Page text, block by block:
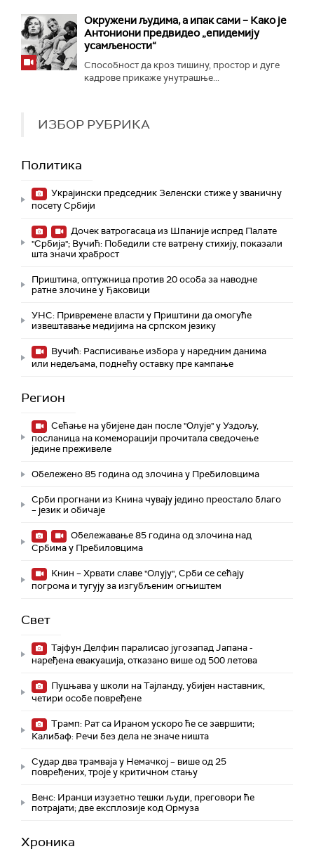
Окружени људима, а ипак сами – Како је
Антониони предвидео „епидемију
усамљености“
Способност да кроз тишину, простор и дуге
кадрове прикаже унутрашње...
ИЗБОР РУБРИКА
Политика
Украјински председник Зеленски стиже у званичну
посету Србији
Дочек ватрогасаца из Шпаније испред Палате
"Србија"; Вучић: Победили сте ватрену стихију, показали
шта значи храброст
Приштина, оптужница против 20 особа за наводне
ратне злочине у Ђаковици
УНС: Привремене власти у Приштини да омогуће
извештавање медијима на српском језику
Вучић: Расписивање избора у наредним данима
или недељама, поднећу оставку пре кампање
Регион
Сећање на убијене дан после "Олује" у Уздољу,
посланица на комеморацији прочитала сведочење
једине преживеле
Обележено 85 година од злочина у Пребиловцима
Срби прогнани из Книна чувају једино преостало благо
– језик и обичаје
Обележавање 85 година од злочина над
Србима у Пребиловцима
Книн – Хрвати славе "Олују", Срби се сећају
погрома и тугују за изгубљеним огњиштем
Свет
Тајфун Делфин паралисао југозапад Јапана -
наређена евакуација, отказано више од 500 летова
Пуцњава у школи на Тајланду, убијен наставник,
четири особе повређене
Трамп: Рат са Ираном ускоро ће се завршити;
Калибаф: Речи без дела не значе ништа
Судар два трамваја у Немачкој – више од 25
повређених, троје у критичном стању
Венс: Иранци изузетно тешки људи, преговори ће
потрајати; две експлозије код Ормуза
Хроника